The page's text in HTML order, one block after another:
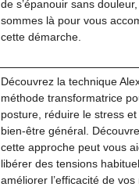
de s’épanouir sans
sommes là pour vous
cette démarche.
Découvrez la technique
méthode transformatrice
posture, réduire le stress
bien-être général.
cette approche peut vous
libérer des tensions
améliorer l’efficacité de vos